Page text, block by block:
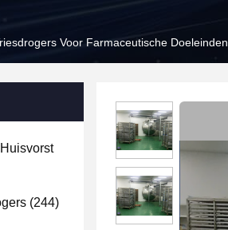
Voor Farmaceutische Doeleinden
(244)